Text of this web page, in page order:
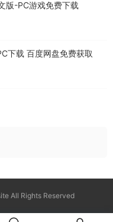
版-PC游戏免费下载
下载 百度网盘免费获取
All Rights Reserved